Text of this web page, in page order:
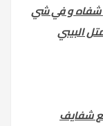
شفاه و في شي
البيبي
شفايف